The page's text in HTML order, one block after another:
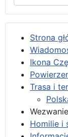
Strona
Ikona
Trasa i
Homilie i